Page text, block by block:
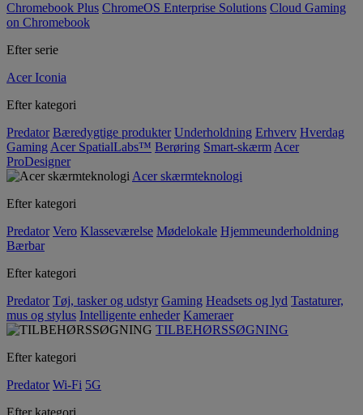
Chromebook Plus ChromeOS Enterprise Solutions Cloud Gaming
on Chromebook
Efter serie
Acer Iconia
Efter kategori
Predator Bæredygtige produkter Underholdning Erhverv Hverdag
Gaming Acer SpatialLabs™ Berøring Smart-skærm Acer
ProDesigner
Acer skærmteknologi
Efter kategori
Predator Vero Klasseværelse Mødelokale Hjemmeunderholdning
Bærbar
Efter kategori
Predator Tøj, tasker og udstyr Gaming Headsets og lyd Tastaturer,
mus og stylus Intelligente enheder Kameraer
TILBEHØRSSØGNING
Efter kategori
Predator Wi-Fi 5G
Efter kategori